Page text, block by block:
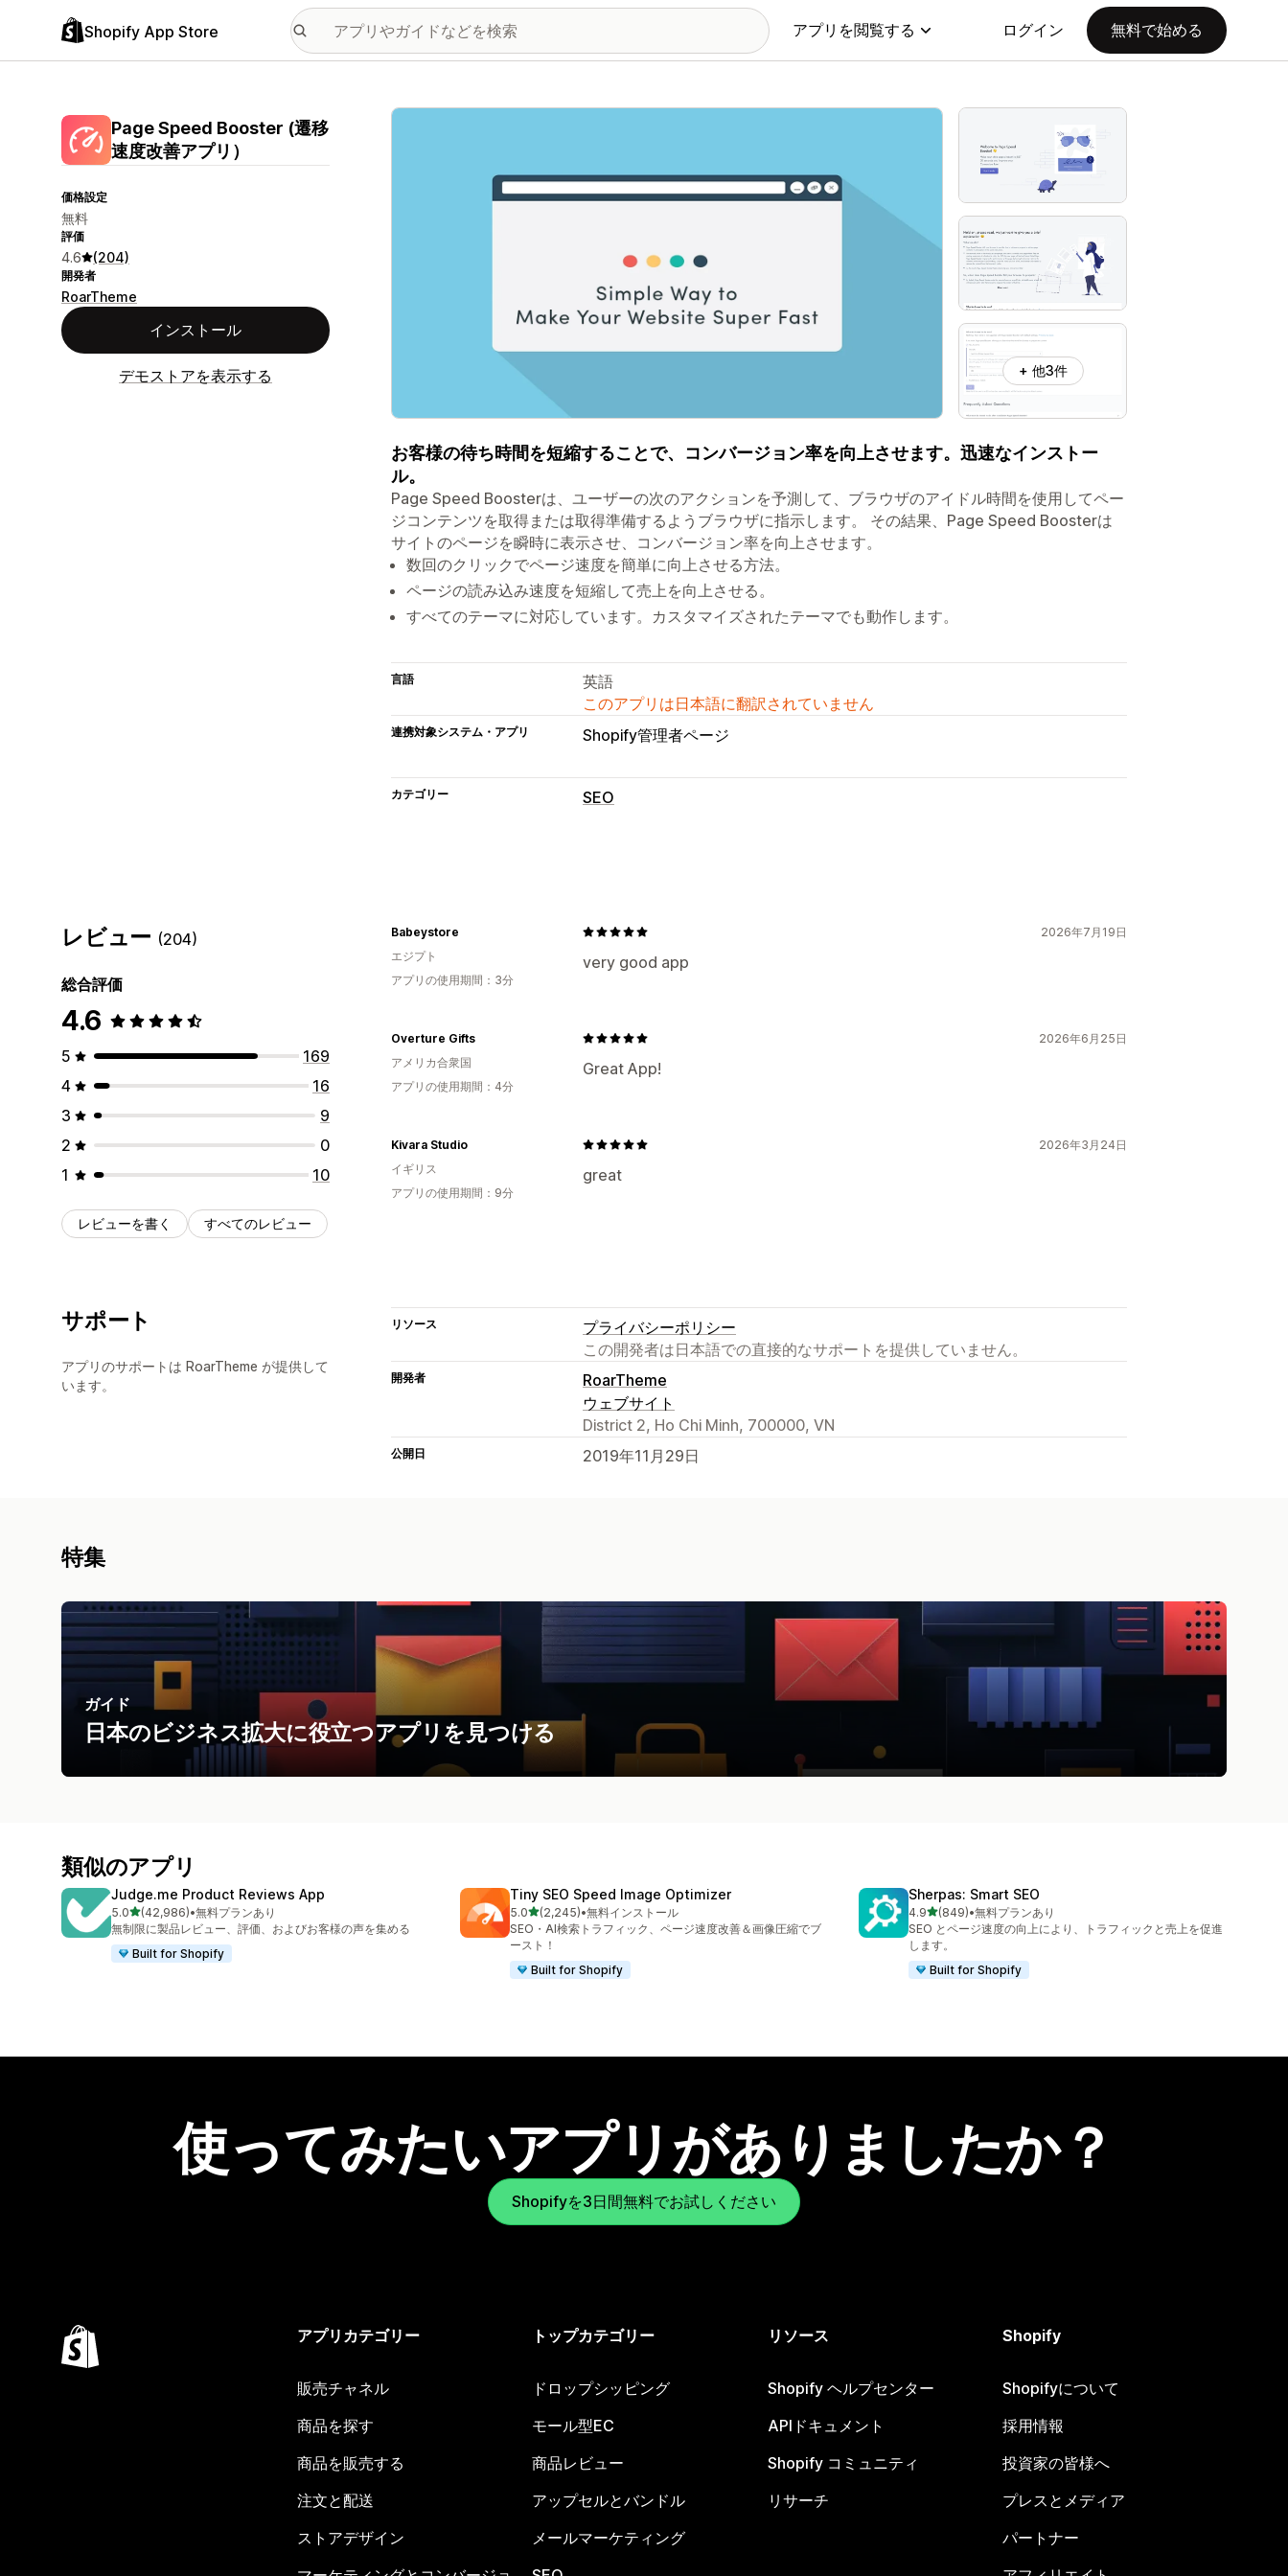
Shopify App Store アプリを閲覧する ログイン 無料で始める
Page Speed Booster (遷移
速度改善アプリ）
価格設定
無料
評価
4.6 (204)
開発者
RoarTheme
インストール
デモストアを表示する
特集の画像ギャラリー
+ 他3件
お客様の待ち時間を短縮することで、コンバージョン率を向上させます。迅速なインストー
ル。
Page Speed Boosterは、ユーザーの次のアクションを予測して、ブラウザのアイドル時間を使用してペー
ジコンテンツを取得または取得準備するようブラウザに指示します。 その結果、Page Speed Boosterは
サイトのページを瞬時に表示させ、コンバージョン率を向上させます。
数回のクリックでページ速度を簡単に向上させる方法。
ページの読み込み速度を短縮して売上を向上させる。
すべてのテーマに対応しています。カスタマイズされたテーマでも動作します。
言語
英語
このアプリは日本語に翻訳されていません
連携対象システム・アプリ Shopify管理者ページ
カテゴリー SEO
レビュー (204)
総合評価
4.6
5
169
4
16
3
9
2
0
1
10
レビューを書く すべてのレビュー
2026年7月19日
very good app
Babeystore
エジプト
アプリの使用期間：3分
2026年6月25日
Great App!
Overture Gifts
アメリカ合衆国
アプリの使用期間：4分
2026年3月24日
great
Kivara Studio
イギリス
アプリの使用期間：9分
サポート
アプリのサポートは RoarTheme が提供して
います。
リソース
プライバシーポリシー
この開発者は日本語での直接的なサポートを提供していません。
開発者
RoarTheme
ウェブサイト
District 2, Ho Chi Minh, 700000, VN
公開日 2019年11月29日
特集
ガイド
日本のビジネス拡大に役立つアプリを見つける
類似のアプリ
Judge.me Product Reviews App
5.05つ星中
(42,986)
合計レビュー数：42986件
•無料プランあり
無制限に製品レビュー、評価、およびお客様の声を集める
Built for Shopify
Tiny SEO Speed Image Optimizer
5.05つ星中
(2,245)
合計レビュー数：2245件
•無料インストール
SEO・AI検索トラフィック、ページ速度改善＆画像圧縮でブ
ースト！
Built for Shopify
Sherpas: Smart SEO
4.95つ星中
(849)
合計レビュー数：849件
•無料プランあり
SEO とページ速度の向上により、トラフィックと売上を促進
します。
Built for Shopify
使ってみたいアプリがありましたか？
Shopifyを3日間無料でお試しください
アプリカテゴリー
販売チャネル
商品を探す
商品を販売する
注文と配送
ストアデザイン
トップカテゴリー
ドロップシッピング
モール型EC
商品レビュー
アップセルとバンドル
メールマーケティング
リソース
Shopify ヘルプセンター
APIドキュメント
Shopify コミュニティ
リサーチ
Shopify
Shopifyについて
採用情報
投資家の皆様へ
プレスとメディア
パートナー